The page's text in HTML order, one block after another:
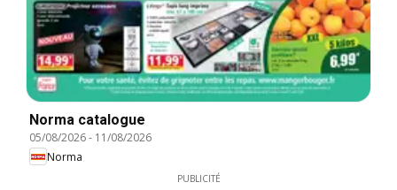
Norma catalogue
05/08/2026- 11/08/2026
Norma
PUBLICITÉ